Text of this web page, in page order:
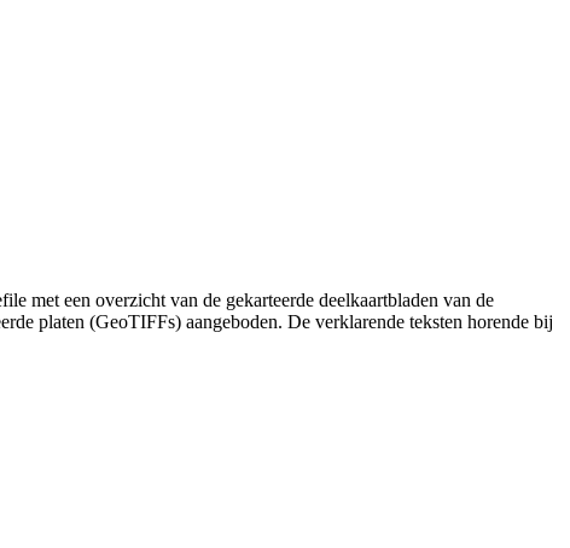
met een overzicht van de gekarteerde deelkaartbladen van de
platen (GeoTIFFs) aangeboden. De verklarende teksten horende bij